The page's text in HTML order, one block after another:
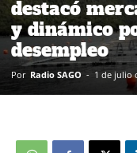
destacó
y dinámico
desempleo
Por Radio SAGO - 1 de julio